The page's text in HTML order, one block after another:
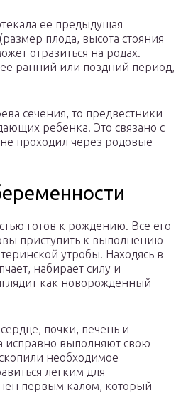
ее предыдущая
плода, высота стояния
отразиться на родах.
ранний или поздний период,
сечения, то предвестники
ребенка. Это связано с
проходил через родовые
готов к рождению. Все его
приступить к выполнению
утробы. Находясь в
набирает силу и
как новорожденный
почки, печень и
исправно выполняют свою
необходимое
легким для
первым калом, который